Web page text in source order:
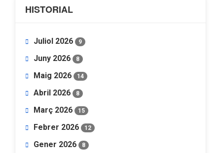
HISTORIAL
Juliol 2026 9
Juny 2026 8
Maig 2026 14
Abril 2026 8
Març 2026 15
Febrer 2026 12
Gener 2026 8